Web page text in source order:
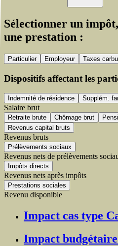
Sélectionner un
une prestation :
Particulier Employeur Taxes
Dispositifs affectant les
Indemnité de résidence Supplém.
Salaire brut
Retraite brute Chômage brut
Revenus capital bruts
Revenus bruts
Prélèvements sociaux
Revenus nets de prélèvements
Impôts directs
Revenus nets après impôts
Prestations sociales
Revenu disponible
Impact cas type
Impact budgétaire